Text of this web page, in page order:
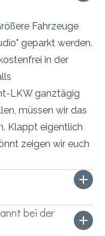
Fahrzeuge
geparkt werden.
in der
LKW ganztägig
müssen wir das
Klappt eigentlich
zeigen wir euch
bei der